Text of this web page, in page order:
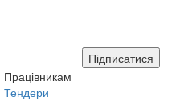
Підписатися
Працівникам
Тендери